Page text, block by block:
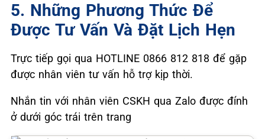
5. Những Phương Thức Để
Được Tư Vấn Và Đặt Lịch Hẹn
Trực tiếp gọi qua HOTLINE 0866 812 818 để gặp
được nhân viên tư vấn hỗ trợ kịp thời.
Nhắn tin với nhân viên CSKH qua Zalo được đính
ở dưới góc trái trên trang